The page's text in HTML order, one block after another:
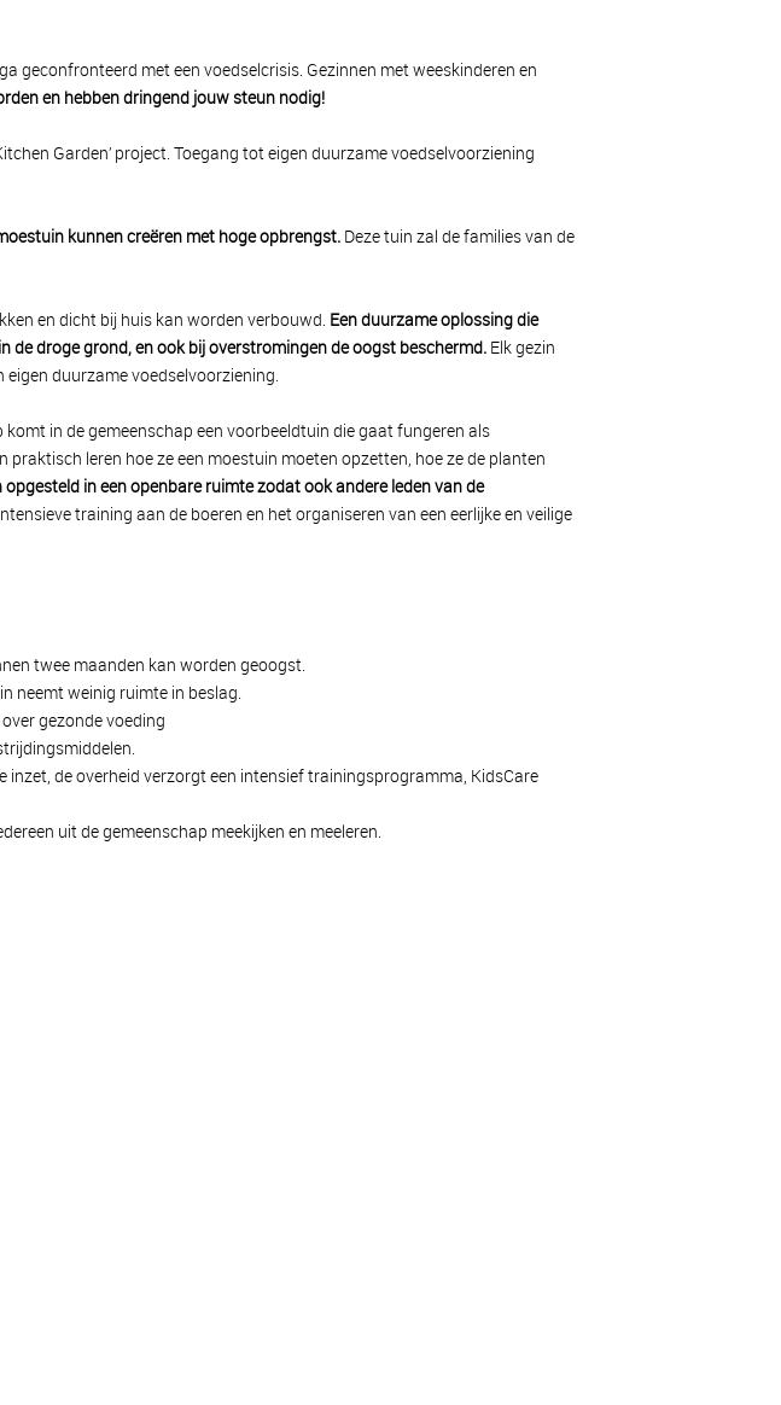
geconfronteerd met een voedselcrisis. Gezinnen met weeskinderen en
en hebben dringend jouw steun nodig!
Garden’ project. Toegang tot eigen duurzame voedselvoorziening
kunnen creëren met hoge opbrengst. Deze tuin zal de families van de
en dicht bij huis kan worden verbouwd. Een duurzame oplossing die
droge grond, en ook bij overstromingen de oogst beschermd. Elk gezin
eigen duurzame voedselvoorziening.
in de gemeenschap een voorbeeldtuin die gaat fungeren als
leren hoe ze een moestuin moeten opzetten, hoe ze de planten
in een openbare ruimte zodat ook andere leden van de
training aan de boeren en het organiseren van een eerlijke en veilige
twee maanden kan worden geoogst.
neemt weinig ruimte in beslag.
gezonde voeding
inzet, de overheid verzorgt een intensief trainingsprogramma, KidsCare
uit de gemeenschap meekijken en meeleren.